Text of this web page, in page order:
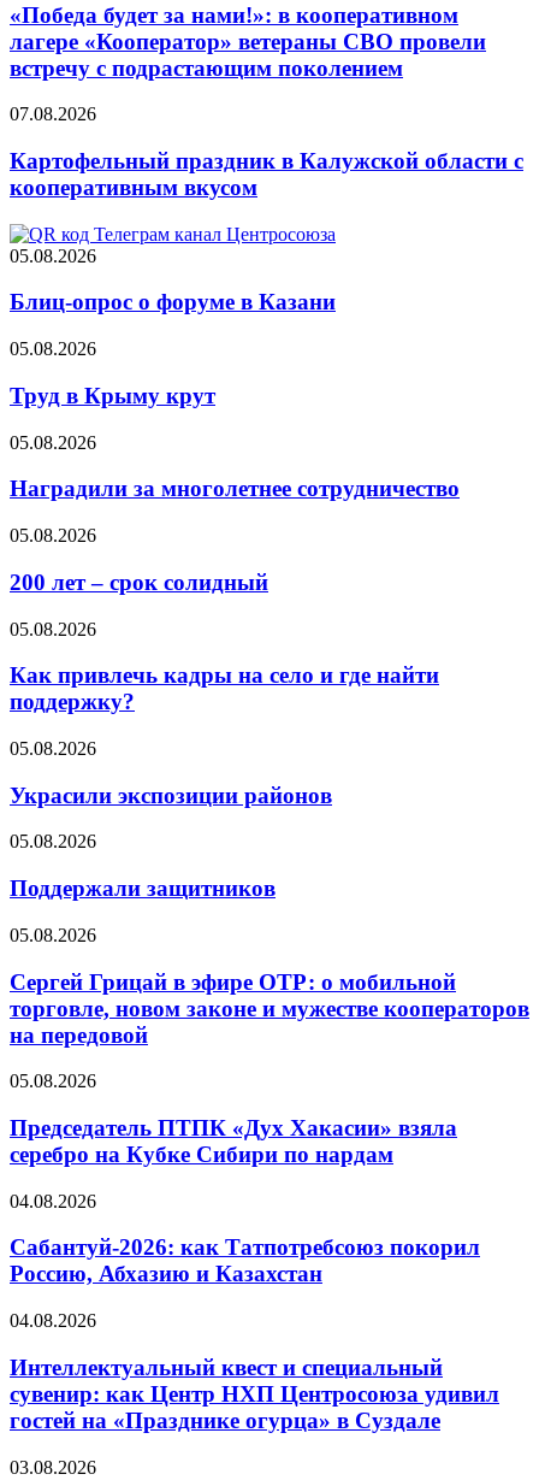
«Победа будет за нами!»: в кооперативном
лагере «Кооператор» ветераны СВО провели
встречу с подрастающим поколением
07.08.2026
Картофельный праздник в Калужской области с
кооперативным вкусом
05.08.2026
Блиц-опрос о форуме в Казани
05.08.2026
Труд в Крыму крут
05.08.2026
Наградили за многолетнее сотрудничество
05.08.2026
200 лет – срок солидный
05.08.2026
Как привлечь кадры на село и где найти
поддержку?
05.08.2026
Украсили экспозиции районов
05.08.2026
Поддержали защитников
05.08.2026
Сергей Грицай в эфире ОТР: о мобильной
торговле, новом законе и мужестве кооператоров
на передовой
05.08.2026
Председатель ПТПК «Дух Хакасии» взяла
серебро на Кубке Сибири по нардам
04.08.2026
Сабантуй-2026: как Татпотребсоюз покорил
Россию, Абхазию и Казахстан
04.08.2026
Интеллектуальный квест и специальный
сувенир: как Центр НХП Центросоюза удивил
гостей на «Празднике огурца» в Суздале
03.08.2026